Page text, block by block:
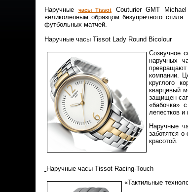
Наручные
часы Tissot
Couturier GMT
великолепным образцом безупречного
футбольных матчей.
Наручные часы Tissot Lady Round Bicolour
Созвучное
наручных
компании.
круглого
кварцевый
защищен
«бабочка»
лепестков
Наручные
заботятся
красотой.
Наручные часы Tissot Racing-Touch
«Тактильные